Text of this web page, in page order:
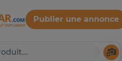
Publier une annonce